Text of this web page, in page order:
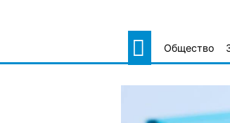
Общество